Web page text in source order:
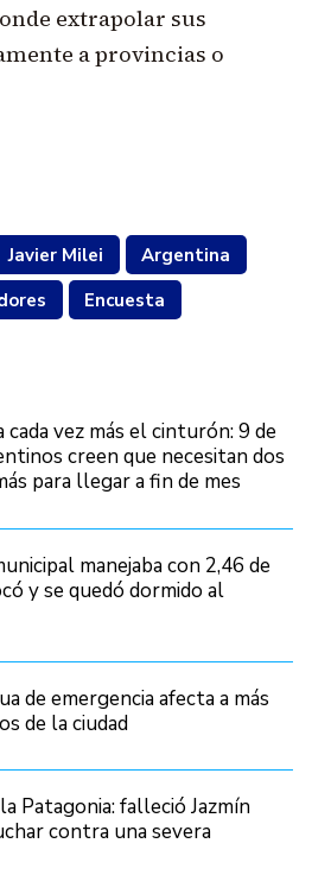
extrapolar sus
a provincias o
Javier Milei
Argentina
Encuesta
cada vez más el cinturón: 9 de
creen que necesitan dos
para llegar a fin de mes
manejaba con 2,46 de
y se quedó dormido al
de emergencia afecta a más
de la ciudad
Patagonia: falleció Jazmín
contra una severa